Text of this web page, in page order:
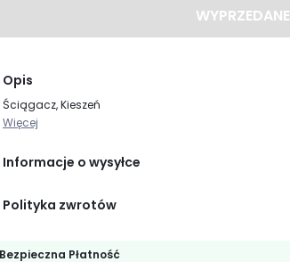
WYPRZEDANE
Opis
Ściągacz, Kieszeń
Więcej
Informacje o wysyłce
Polityka zwrotów
Bezpieczna Płatność